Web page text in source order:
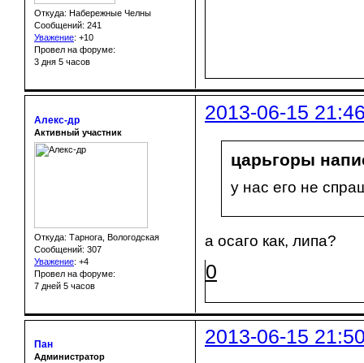
Откуда: Набережные Челны
Сообщений: 241
Уважение: +10
Провел на форуме:
3 дня 5 часов
2013-06-15
Алекс-др
Активный участник
Откуда: Тарнога, Вологодская
Сообщений: 307
Уважение: +4
Провел на форуме:
7 дней 5 часов
царьгоры
у нас его не
а осаго как, липа?
0
2013-06-15
Пан
Администратор